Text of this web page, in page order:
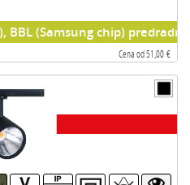
BBL (Samsung chip)
Cena od 51,00 €